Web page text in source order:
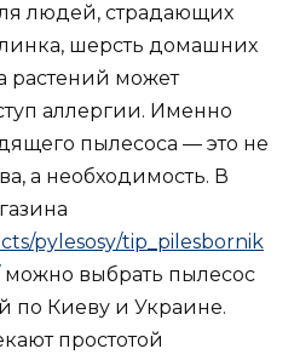
людей, страдающих
шерсть домашних
растений может
аллергии. Именно
пылесоса — это не
а необходимость. В
pylesosy/tip_pilesbornik
можно выбрать пылесос
по Киеву и Украине.
простотой